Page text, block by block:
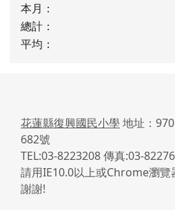
本月：
總計：
平均：
花蓮縣復興國民小學 地址：
682號
TEL:03-8223208 傳真:03-
請用IE10.0以上或Chrome瀏覽
謝謝!